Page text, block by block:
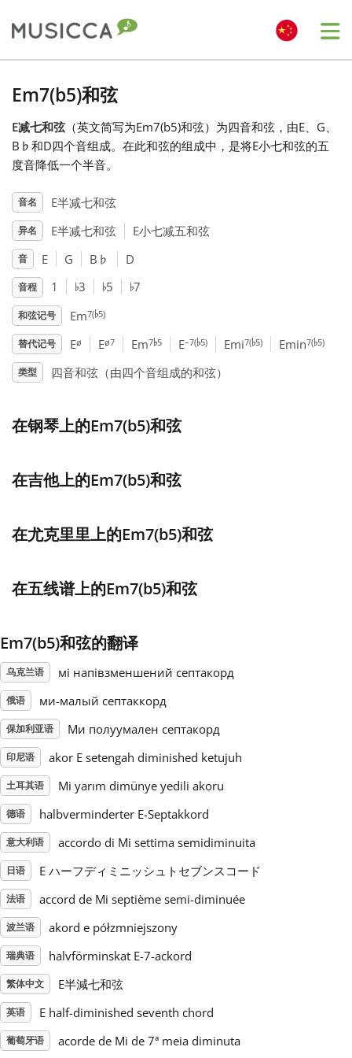
Български
Deutsch
English
Español
한국어
हिन्दी
Italiano
日本語
Polski
Русский
Svenska
Tiếng Việt
Українська
简体中文
繁體中文
Em7(b5)和弦
E减七和弦 （英文简写为Em7(b5)和弦）为四音和弦，由E、G、
B ♭ 和D四个音组成。在此和弦的组成中，是将E小七和弦的五
度音降低一个半音。
音名 E半减七和弦
异名 E半减七和弦 E小七减五和弦
音 E G B ♭ D
音程 1 ♭3 ♭5 ♭7
和弦记号 Em7(♭5)
替代记号 Eø Eø7 Em7♭5 E–7(♭5) Emi7(♭5) Emin7(♭5)
类型 四音和弦（由四个音组成的和弦）
在钢琴上的Em7(b5)和弦
在吉他上的Em7(b5)和弦
在尤克里里上的Em7(b5)和弦
在五线谱上的Em7(b5)和弦
Em7(b5)和弦的翻译
乌克兰语 мі напівзменшений септакорд
俄语 ми-малый септаккорд
保加利亚语 Ми полуумален септакорд
印尼语 akor E setengah diminished ketujuh
土耳其语 Mi yarım dimünye yedili akoru
德语 halbverminderter E-Septakkord
意大利语 accordo di Mi settima semidiminuita
日语 E ハーフディミニッシュトセブンスコード
法语 accord de Mi septième semi-diminuée
波兰语 akord e półzmniejszony
瑞典语 halvförminskat E-7-ackord
繁体中文 E半減七和弦
英语 E half-diminished seventh chord
葡萄牙语 acorde de Mi de 7ª meia diminuta